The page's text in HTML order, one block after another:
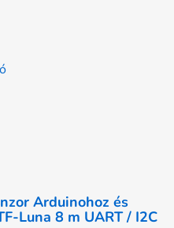
Arduinohoz és
Luna 8 m UART / I2C